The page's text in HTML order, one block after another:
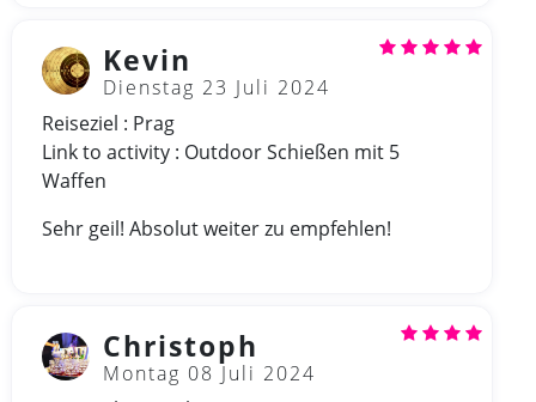
Kevin
Dienstag 23 Juli 2024
Reiseziel : Prag
Link to activity : Outdoor Schießen mit 5
Waffen
Sehr geil! Absolut weiter zu empfehlen!
Christoph
Montag 08 Juli 2024